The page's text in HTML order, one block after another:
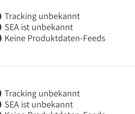
Tracking unbekannt
SEA ist unbekannt
Keine Produktdaten-Feeds
Tracking unbekannt
SEA ist unbekannt